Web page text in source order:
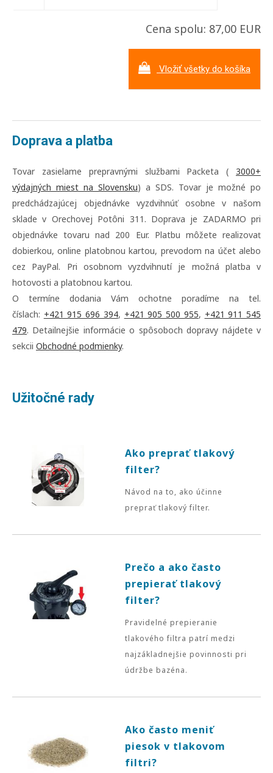
Cena spolu: 87,00 EUR
Vložiť všetky do košíka
Doprava a platba
Tovar zasielame prepravnými službami Packeta ( 3000+
výdajných miest na Slovensku) a SDS. Tovar je možné po
predchádzajúcej objednávke vyzdvihnúť osobne v našom
sklade v Orechovej Potôni 311. Doprava je ZADARMO pri
objednávke tovaru nad 200 Eur. Platbu môžete realizovať
dobierkou, online platobnou kartou, prevodom na účet alebo
cez PayPal. Pri osobnom vyzdvihnutí je možná platba v
hotovosti a platobnou kartou.
O termíne dodania Vám ochotne poradíme na tel.
číslach: +421 915 696 394, +421 905 500 955, +421 911 545
479. Detailnejšie informácie o spôsoboch dopravy nájdete v
sekcii Obchodné podmienky.
Užitočné rady
Ako preprať tlakový
filter?
Návod na to, ako účinne
preprať tlakový filter.
Prečo a ako často
prepierať tlakový
filter?
Pravidelné prepieranie
tlakového filtra patrí medzi
najzákladnejšie povinnosti pri
údržbe bazéna.
Ako často meniť
piesok v tlakovom
filtri?